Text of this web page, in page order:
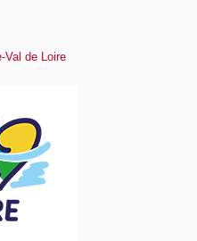
Val de Loire